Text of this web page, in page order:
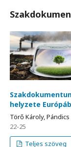
helyzete
Törő Károly, Pándics
22-25
Teljes szöveg